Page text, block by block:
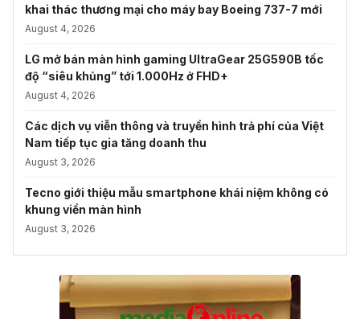
khai thác thương mại cho máy bay Boeing 737-7 mới
August 4, 2026
LG mở bán màn hình gaming UltraGear 25G590B tốc
độ “siêu khủng” tới 1.000Hz ở FHD+
August 4, 2026
Các dịch vụ viễn thông và truyền hình trả phí của Việt
Nam tiếp tục gia tăng doanh thu
August 3, 2026
Tecno giới thiệu mẫu smartphone khái niệm không có
khung viền màn hình
August 3, 2026